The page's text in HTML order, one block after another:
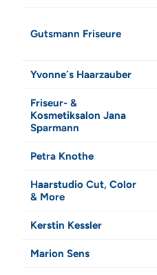
Gutsmann Friseure
Yvonne´s Haarzauber
Friseur- &
Kosmetiksalon Jana
Sparmann
Petra Knothe
Haarstudio Cut, Color
& More
Kerstin Kessler
Marion Sens